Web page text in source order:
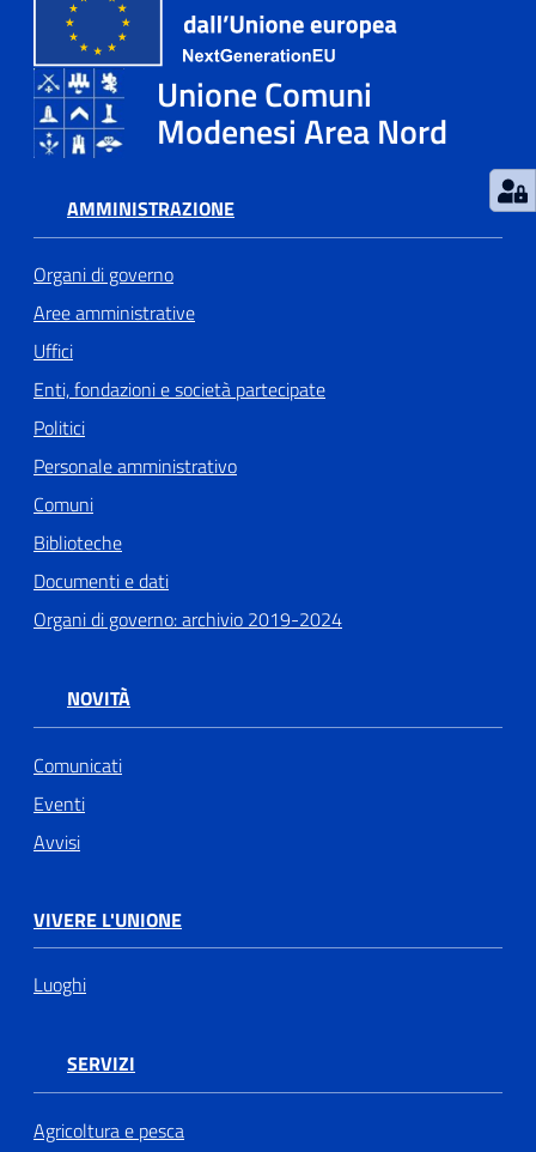
Unione Comuni
Modenesi Area Nord
AMMINISTRAZIONE
Organi di governo
Aree amministrative
Uffici
Enti, fondazioni e società partecipate
Politici
Personale amministrativo
Comuni
Biblioteche
Documenti e dati
Organi di governo: archivio 2019-2024
NOVITÀ
Comunicati
Eventi
Avvisi
VIVERE L'UNIONE
Luoghi
SERVIZI
Agricoltura e pesca